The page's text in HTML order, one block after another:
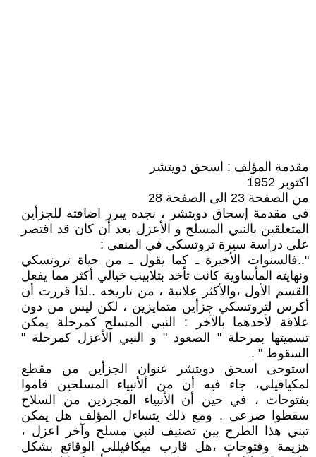
مقدمة المؤلف : اسحق دويتشر
اكتوبر 1952
من الصفحة 23 الى الصفحة 28
في مقدمة إسحاق دويتشر ، نجده يبرر اضافته للجزأين
المتعلقين بالنبي المسلح و الأعزل بعد أن كان قد اقتصر
على دراسة سيرة تروتسكي في المنفى :
"..فالسنوات الأخيرة ـ كما يقول ـ من حياة تروتسكي
ونهايته المأساوية كانت تأخذ بتلابيب خيالي أكثر مما يفعل
القسم الأول ،والأكثر علانية ، من تاريخه ..لذا قررت أن
أكرس لتروتسكي جزأين متمايزين ، لكن ليس من دون
علاقة لأحدهما بالآخر : النبي المسلح كمرحلة يمكن
تسميتها بمرحلة " الصعود " و النبي الأعزل كمرحلة "
السقوط " .
استوحى اسحق دويتشر عنوان الجزأين من مقطع
لمكيافيلي، جاء فيه أن من ألأنبياء المسلحين قاموا
بفتوحات ، في حين أن الأنبياء المجردين من السلاح
سقطوا صرعى . ومع ذلك يتساءل المؤلف هل يمكن
تبني هذا الطرح بين تصنيف لنبي مسلح وآخر اعزل ،
هزيمة وفتوحات ،هل قارب ميكافيللي الوقائع بشكل